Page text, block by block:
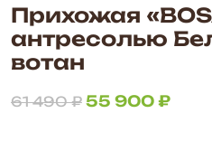
Прихожая
антресолью
вотан
61 490₽ 55 900₽